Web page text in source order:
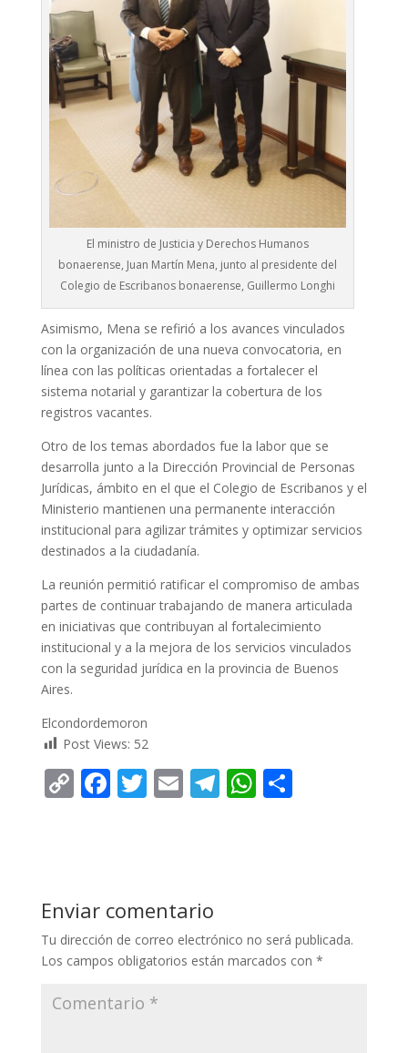
El ministro de Justicia y Derechos Humanos
bonaerense, Juan Martín Mena, junto al presidente del
Colegio de Escribanos bonaerense, Guillermo Longhi
Asimismo, Mena se refirió a los avances vinculados
con la organización de una nueva convocatoria, en
línea con las políticas orientadas a fortalecer el
sistema notarial y garantizar la cobertura de los
registros vacantes.
Otro de los temas abordados fue la labor que se
desarrolla junto a la Dirección Provincial de Personas
Jurídicas, ámbito en el que el Colegio de Escribanos y el
Ministerio mantienen una permanente interacción
institucional para agilizar trámites y optimizar servicios
destinados a la ciudadanía.
La reunión permitió ratificar el compromiso de ambas
partes de continuar trabajando de manera articulada
en iniciativas que contribuyan al fortalecimiento
institucional y a la mejora de los servicios vinculados
con la seguridad jurídica en la provincia de Buenos
Aires.
Elcondordemoron
Post Views: 52
C
Li
n
k
F
o
o
k
T E T
m
W
p
p
C
ti
r
Enviar comentario
Tu dirección de correo electrónico no será publicada.
Los campos obligatorios están marcados con *